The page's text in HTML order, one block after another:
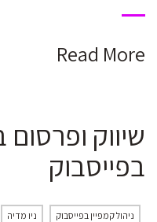
Read More
שיווק ופרסום
בפייסבוק
ניהול קמפיין בפייסבוק ניו מדיה